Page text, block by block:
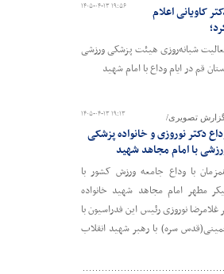
۱۴۰۵-۰۴-۱۳ ۱۹:۵۶
کاویانی اعلام
شبانه‌روزی هیئت پزشکی ورزشی
قم در ایام وداع با امام شهید
۱۴۰۵-۰۴-۱۳ ۱۹:۱۳ تصویری/
دکتر نوروزی و خانواده پزشکی
با امام مجاهد شهید
با وداع جامعه ورزش کشور با
مطهر امام مجاهد شهید خانواده
نوروزی رئیس این فدراسیون با
سره) با رهبر شهید انقلاب